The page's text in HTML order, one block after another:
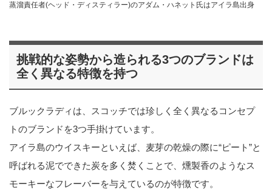
蒸溜責任者(ヘッド・ディスティラー)のアダム・ハネット氏はアイラ島出身
挑戦的な姿勢から造られる3つのブランドは
全く異なる特徴を持つ
ブルックラディは、スコッチでは珍しく全く異なるコンセプ
トのブランドを3つ手掛けています。
アイラ島のウイスキーといえば、麦芽の乾燥の際に“ピート”と
呼ばれる泥でできた炭を多く焚くことで、燻製香のようなス
モーキーなフレーバーを与えているのが特徴です。